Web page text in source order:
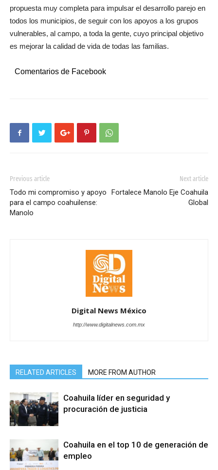
propuesta muy completa para impulsar el desarrollo parejo en
todos los municipios, de seguir con los apoyos a los grupos
vulnerables, al campo, a toda la gente, cuyo principal objetivo
es mejorar la calidad de vida de todas las familias.
Comentarios de Facebook
Previous article
Todo mi compromiso y apoyo
para el campo coahuilense:
Manolo
Next article
Fortalece Manolo Eje Coahuila
Global
Digital News México
http://www.digitalnews.com.mx
RELATED ARTICLES MORE FROM AUTHOR
Coahuila líder en seguridad y
procuración de justicia
Coahuila en el top 10 de generación de
empleo